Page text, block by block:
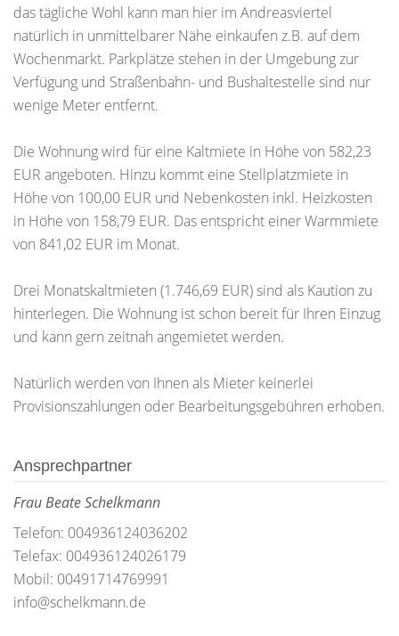
das tägliche Wohl kann man hier im Andreasviertel
natürlich in unmittelbarer Nähe einkaufen z.B. auf dem
Wochenmarkt. Parkplätze stehen in der Umgebung zur
Verfügung und Straßenbahn- und Bushaltestelle sind nur
wenige Meter entfernt.
Die Wohnung wird für eine Kaltmiete in Höhe von 582,23
EUR angeboten. Hinzu kommt eine Stellplatzmiete in
Höhe von 100,00 EUR und Nebenkosten inkl. Heizkosten
in Höhe von 158,79 EUR. Das entspricht einer Warmmiete
von 841,02 EUR im Monat.
Drei Monatskaltmieten (1.746,69 EUR) sind als Kaution zu
hinterlegen. Die Wohnung ist schon bereit für Ihren Einzug
und kann gern zeitnah angemietet werden.
Natürlich werden von Ihnen als Mieter keinerlei
Provisionszahlungen oder Bearbeitungsgebühren erhoben.
Ansprechpartner
Frau Beate Schelkmann
Telefon: 004936124036202
Telefax: 004936124026179
Mobil: 00491714769991
info@schelkmann.de